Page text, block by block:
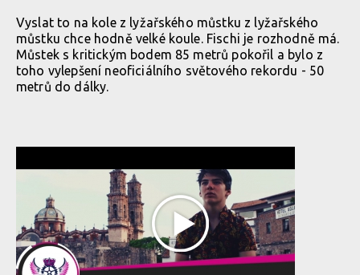
Vyslat to na kole z lyžařského můstku z lyžařského
můstku chce hodně velké koule. Fischi je rozhodně má.
Můstek s kritickým bodem 85 metrů pokořil a bylo z
toho vylepšení neoficiálního světového rekordu - 50
metrů do dálky.